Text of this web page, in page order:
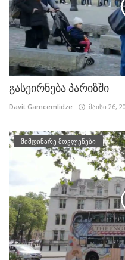
გასეირნება პარიზში
Davit.Gamcemlidze მაისი 26,
მიმდინარე მოვლენები